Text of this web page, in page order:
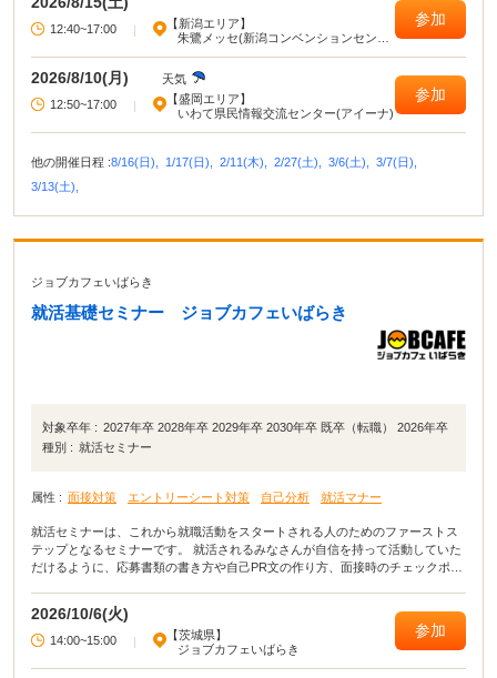
12:40~17:00 |
【新潟エリア】
朱鷺メッセ(新潟コンベンションセンタ
参加
2026/8/10(月)
天気
12:50~17:00
|
【盛岡エリア】
いわて県民情報交流センター(アイーナ)
参加
他の開催日程 :8/16(日), 1/17(日), 2/11(木), 2/27(土), 3/6(土),
3/7(日),
3/13(土),
ジョブカフェいばらき
就活基礎セミナー ジョブカフェいばらき
対象卒年 : 2027年卒 2028年卒 2029年卒 2030年卒 既卒（転職） 2026年卒
種別 : 就活セミナー
属性 : 面接対策 エントリーシート対策 自己分析 就活マナー
就活セミナーは、これから就職活動をスタートされる人のためのファーストス
テップとなるセミナーです。 就活されるみなさんが自信を持って活動していた
だけるように、応募書類の書き方や自己PR文の作り方、面接時のチェックポイ
2026/10/6(火)
14:00~15:00 |
【茨城県】
ジョブカフェいばらき
参加